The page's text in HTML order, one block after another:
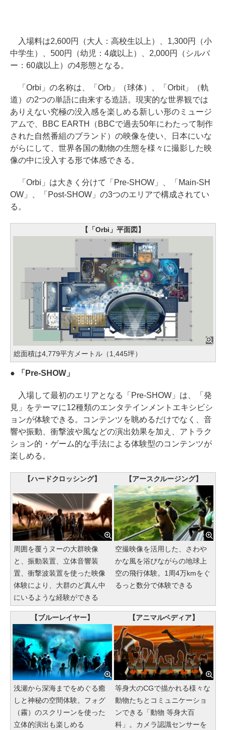
入場料は2,600円（大人：高校生以上）、1,300円（小
中学生）、500円（幼児：4歳以上）、2,000円（シルバ
ー：60歳以上）の4形態となる。
「Orbi」の名称は、「Orb」（球体）、「Orbit」（軌
道）の2つの単語に由来する造語。現実的な世界観では
ありえない究極の没入感を楽しめる新しい形のミュージ
アムで、BBC EARTH（BBCで過去50年にわたって制作
された自然番組のブランド）の映像を使い、日本にいな
がらにして、世界各国の動物の生態を様々に撮影した映
像の中に没入する形で体感できる。
「Orbi」は大きく分けて「Pre-SHOW」、「Main-SH
OW」、「Post-SHOW」の3つのエリアで構成されてい
る。
【「Orbi」平面図】
総面積は4,779平方メートル（1,445坪）
● 「Pre-SHOW」
入場して最初のエリアとなる「Pre-SHOW」は、「発
見」をテーマに12種類のエンタテインメントエキシビシ
ョンが体験できる。コンテンツを眺めるだけでなく、音
響や振動、衝撃波や風などの演出効果を加え、アトラク
ション的・ゲーム的な手法による体験型のコンテンツが
楽しめる。
【ハードクロッシング】 【アースクルージング】
周囲を覆うヌーの大群映像
と、振動装置、立体音響装
置、衝撃波装置を使った映像
体験により、大群のど真ん中
にいるような経験ができる
空撮映像を活用した、さわや
かな風を浴びながらの地球上
空の飛行体験。1周4万kmをぐ
るっと数分で体験できる
【ブルーレイヤー】 【アニマルペディア】
浅瀬から深海までをめぐる癒
しと神秘の空間体験。フォグ
（霧）のスクリーンを使った
立体的演出も楽しめる
等身大のCGで描かれる様々な
動物たちとコミュニケーショ
ンできる「動物 等身大百
科」。カメラ認識センサーを